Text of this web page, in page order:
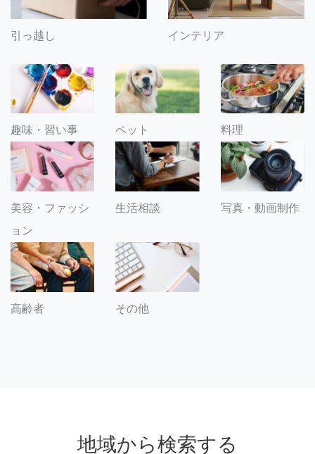
引っ越し インテリア
趣味・習い事 ペット 料理
美容・ファッシ
ョン
生活相談 写真・動画制作
高齢者 その他
地域から検索する